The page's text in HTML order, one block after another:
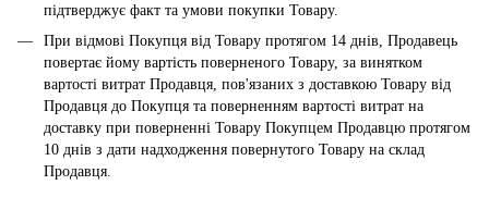
підтверджує факт та умови покупки Товару.
При відмові Покупця від Товару протягом 14 днів, Продавець
повертає йому вартість поверненого Товару, за винятком
вартості витрат Продавця, пов'язаних з доставкою Товару від
Продавця до Покупця та поверненням вартості витрат на
доставку при поверненні Товару Покупцем Продавцю протягом
10 днів з дати надходження повернутого Товару на склад
Продавця.